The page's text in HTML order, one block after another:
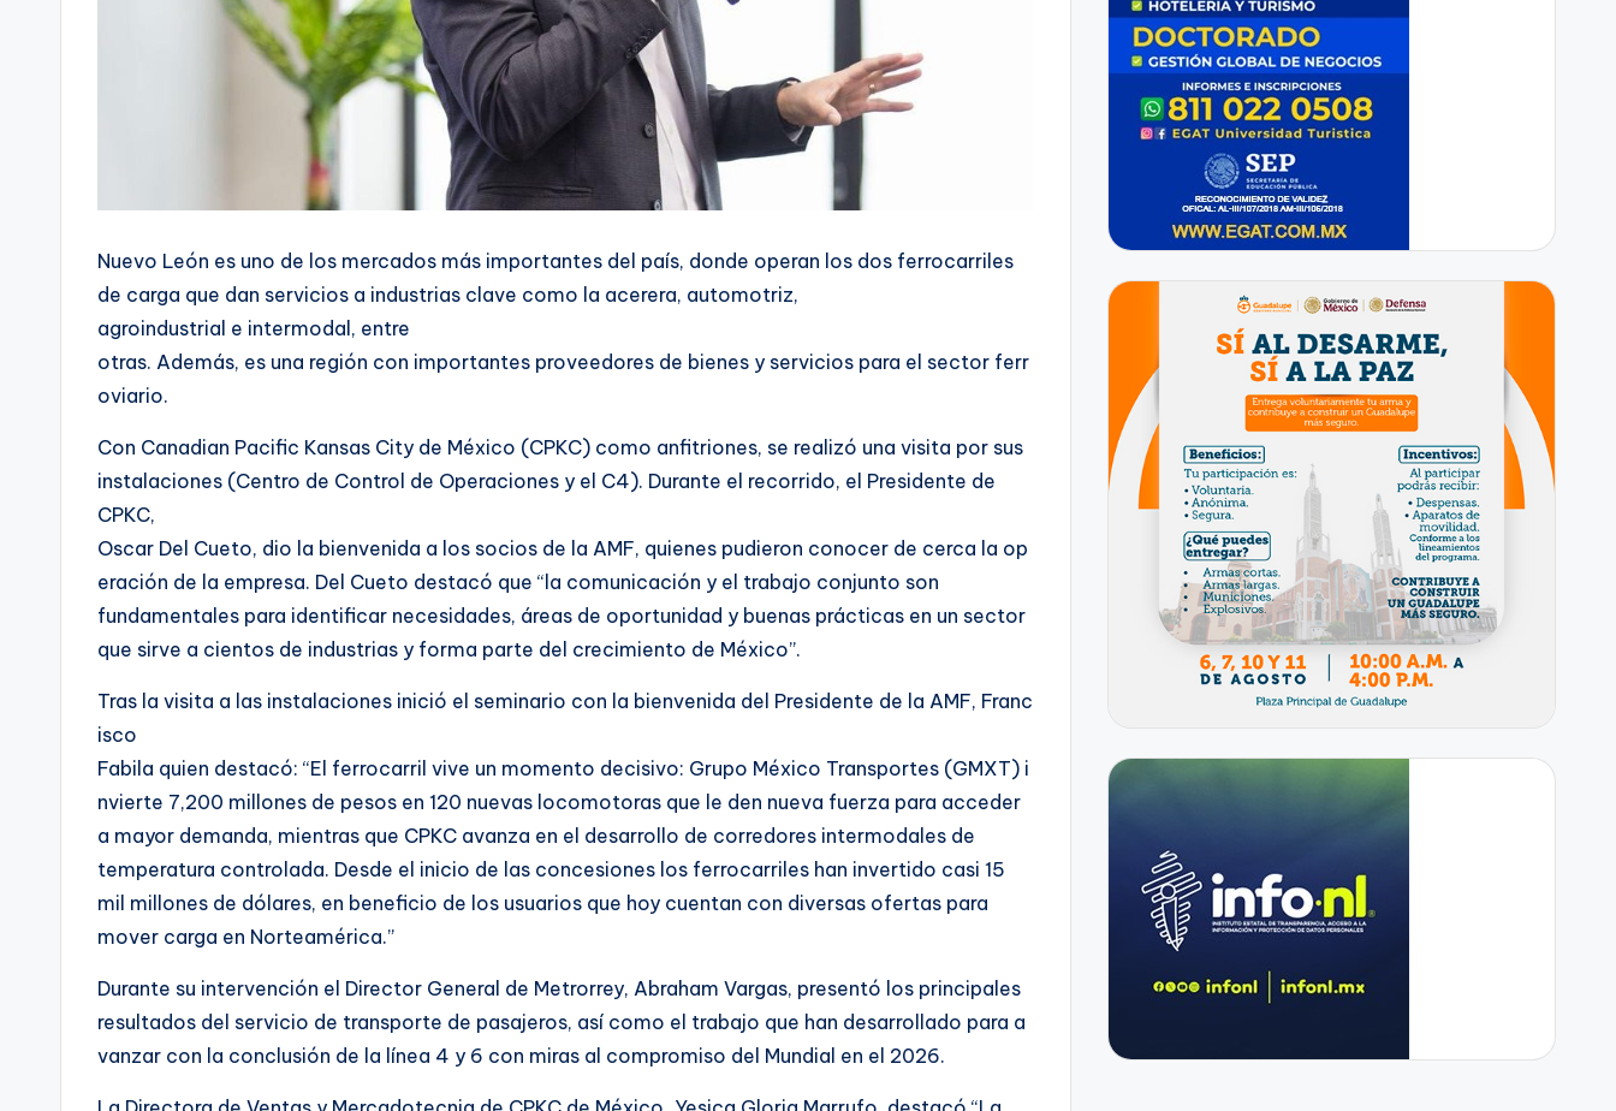
Nuevo León es uno de los mercados más importantes del país, donde operan los dos ferrocarriles
de carga que dan servicios a industrias clave como la acerera, automotriz,
agroindustrial e intermodal, entre
otras. Además, es una región con importantes proveedores de bienes y servicios para el sector ferr
oviario.
Con Canadian Pacific Kansas City de México (CPKC) como anfitriones, se realizó una visita por sus
instalaciones (Centro de Control de Operaciones y el C4). Durante el recorrido, el Presidente de
CPKC,
Oscar Del Cueto, dio la bienvenida a los socios de la AMF, quienes pudieron conocer de cerca la op
eración de la empresa. Del Cueto destacó que “la comunicación y el trabajo conjunto son
fundamentales para identificar necesidades, áreas de oportunidad y buenas prácticas en un sector
que sirve a cientos de industrias y forma parte del crecimiento de México”.
Tras la visita a las instalaciones inició el seminario con la bienvenida del Presidente de la AMF, Franc
isco
Fabila quien destacó: “El ferrocarril vive un momento decisivo: Grupo México Transportes (GMXT) i
nvierte 7,200 millones de pesos en 120 nuevas locomotoras que le den nueva fuerza para acceder
a mayor demanda, mientras que CPKC avanza en el desarrollo de corredores intermodales de
temperatura controlada. Desde el inicio de las concesiones los ferrocarriles han invertido casi 15
mil millones de dólares, en beneficio de los usuarios que hoy cuentan con diversas ofertas para
mover carga en Norteamérica.”
Durante su intervención el Director General de Metrorrey, Abraham Vargas, presentó los principales
resultados del servicio de transporte de pasajeros, así como el trabajo que han desarrollado para a
vanzar con la conclusión de la línea 4 y 6 con miras al compromiso del Mundial en el 2026.